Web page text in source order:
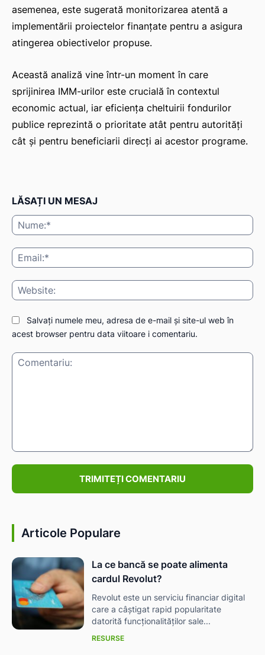
asemenea, este sugerată monitorizarea atentă a
implementării proiectelor finanțate pentru a asigura
atingerea obiectivelor propuse.
Această analiză vine într-un moment în care
sprijinirea IMM-urilor este crucială în contextul
economic actual, iar eficiența cheltuirii fondurilor
publice reprezintă o prioritate atât pentru autorități
cât și pentru beneficiarii direcți ai acestor programe.
LĂSAȚI UN MESAJ
Salvați numele meu, adresa de e-mail și site-ul web în
acest browser pentru data viitoare i comentariu.
Articole Populare
La ce bancă se poate alimenta
cardul Revolut?
Revolut este un serviciu financiar digital
care a câștigat rapid popularitate
datorită funcționalităților sale...
RESURSE